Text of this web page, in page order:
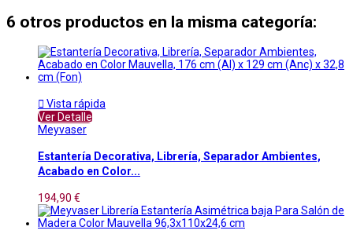
6 otros productos en la misma categoría:
 Vista rápida
Ver Detalle
Meyvaser
Estantería Decorativa, Librería, Separador Ambientes,
Acabado en Color...
194,90 €